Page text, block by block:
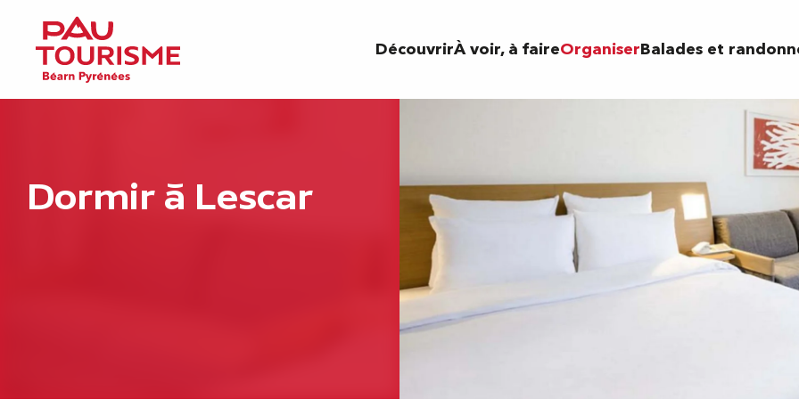
contenu
principal
DécouvrirÀ voir, à faireOrganiserBalades et
Dormir à Lescar